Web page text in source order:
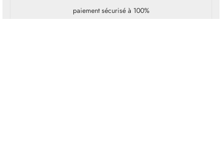
paiement sécurisé à 100%